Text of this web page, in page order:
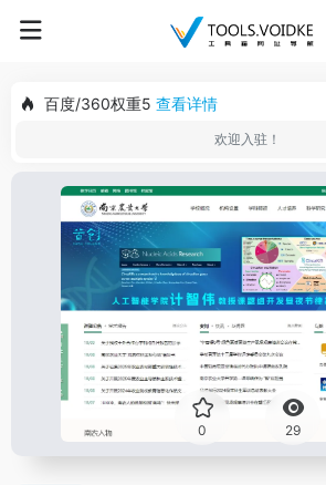
百度/360权重5 查看详情
欢迎入驻！
0 29